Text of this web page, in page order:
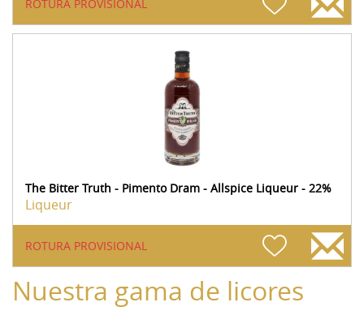
ROTURA PROVISIONAL
The Bitter Truth - Pimento Dram - Allspice Liqueur - 22%
Liqueur
ROTURA PROVISIONAL
Nuestra gama de licores